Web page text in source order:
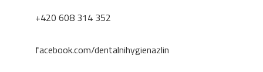
+420 608 314 352
facebook.com/dentalnihygienazlin